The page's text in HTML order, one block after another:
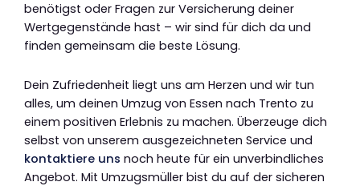
benötigst oder Fragen zur Versicherung deiner
Wertgegenstände hast – wir sind für dich da und
finden gemeinsam die beste Lösung.
Dein Zufriedenheit liegt uns am Herzen und wir tun
alles, um deinen Umzug von Essen nach Trento zu
einem positiven Erlebnis zu machen. Überzeuge dich
selbst von unserem ausgezeichneten Service und
kontaktiere uns noch heute für ein unverbindliches
Angebot. Mit Umzugsmüller bist du auf der sicheren